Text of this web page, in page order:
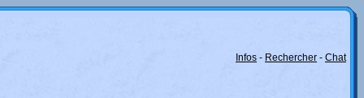
Infos - Rechercher - Chat